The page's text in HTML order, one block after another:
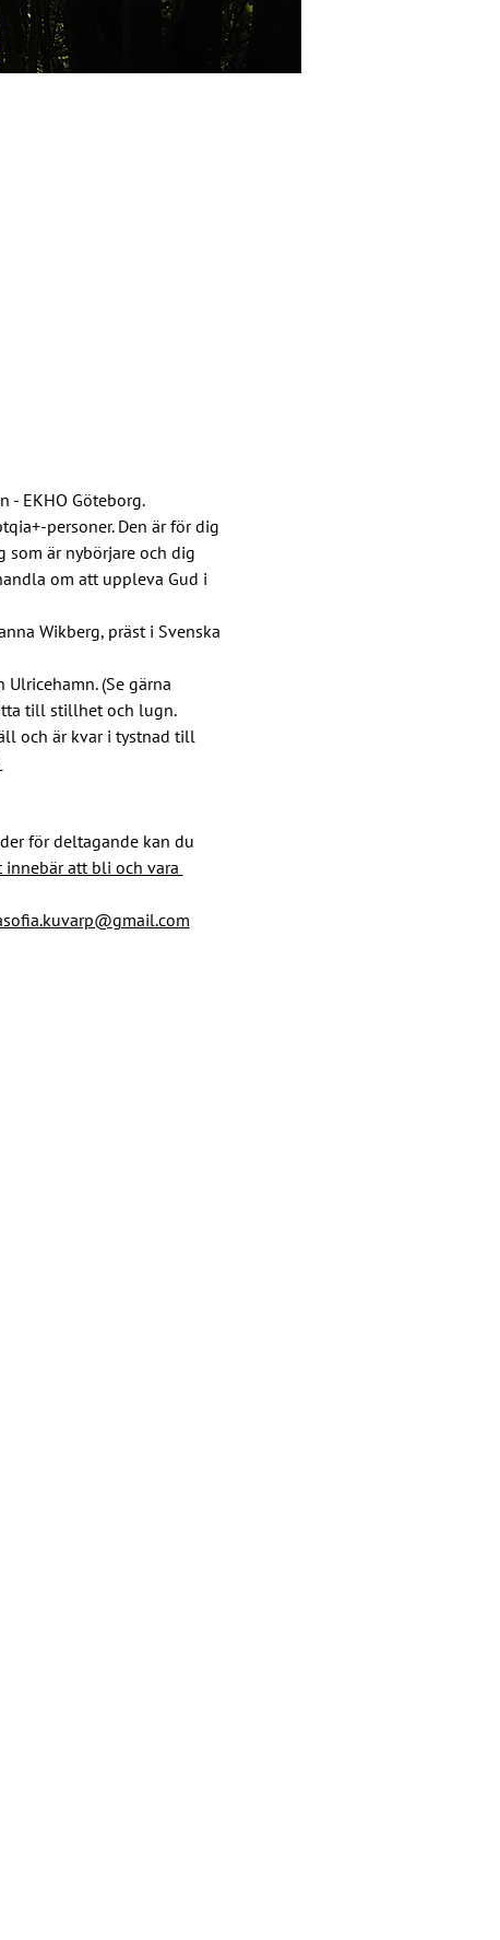
- EKHO Göteborg.
personer. Den är för dig
som är nybörjare och dig
om att uppleva Gud i
Wikberg, präst i Svenska
(Se gärna
till stillhet och lugn.
och är kvar i tystnad till
för deltagande kan du
innebär att bli och vara